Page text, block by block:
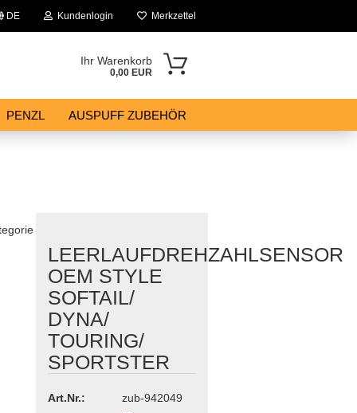
DE Kundenlogin Merkzettel
Ihr Warenkorb
0,00 EUR
PENZL AUSPUFF ZUBEHÖR
LEERLAUFDREHZAHLSENSOR
OEM STYLE
SOFTAIL/
DYNA/
TOURING/
SPORTSTER
Art.Nr.:
zub-942049